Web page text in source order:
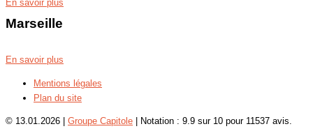
En savoir plus
Marseille
En savoir plus
Mentions légales
Plan du site
© 13.01.2026 | Groupe Capitole Notation : 9.9 sur 10 pour11537 avis.